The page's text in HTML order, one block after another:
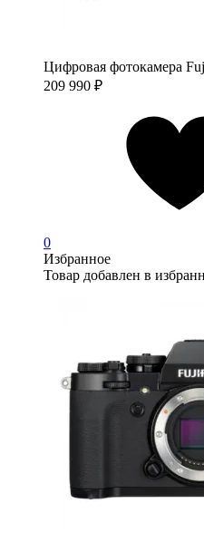
Цифровая фотокамера
209 990 ₽
0
Избранное
Товар добавлен в